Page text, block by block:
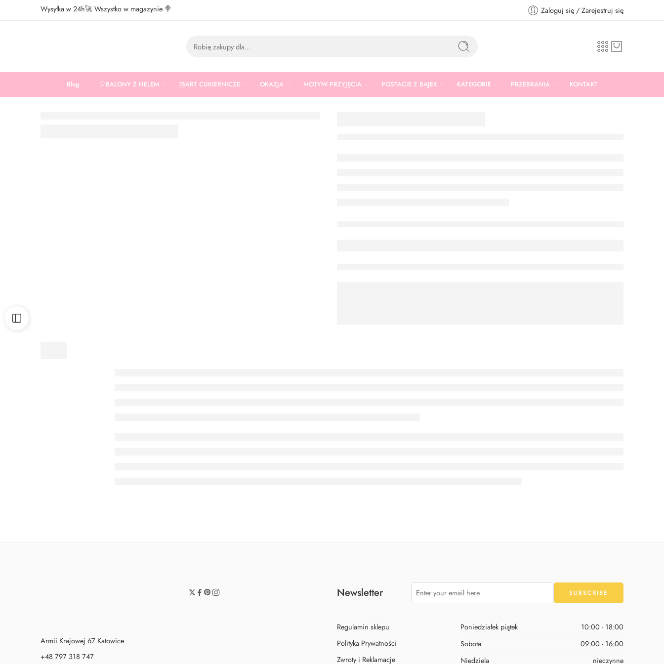
Wysyłka w 24h🚀 Wszystko w magazynie 🍭 Zaloguj się / Zarejestruj się
Blog 🎈BALONY Z HELEM 🎂ART CUKIERNICZE OKAZJA MOTYW PRZYJĘCIA POSTACIE Z BAJEK KATEGORIE PRZEBRANIA KONTAKT
Armii Krajowej 67 Katowice
+48 797 318 747
Newsletter
Regulamin sklepu
Polityka Prywatności
Zwroty i Reklamacje
Poniedziałek piątek
10:00 - 18:00
Sobota
09:00 - 16:00
Niedziela
nieczynne